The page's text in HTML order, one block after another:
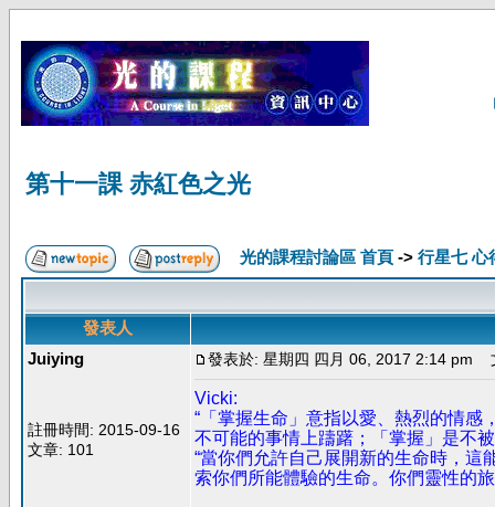
第十一課 赤紅色之光
光的課程討論區 首頁 -> 行星七 心
發表人
Juiying
註冊時間: 2015-09-16
文章: 101
發表於: 星期四 四月 06, 2017 2:14 pm
Vicki:
“「掌握生命」意指以愛、熱烈的情
不可能的事情上躊躇；「掌握」是不
“當你們允許自己展開新的生命時，
索你們所能體驗的生命。你們靈性的